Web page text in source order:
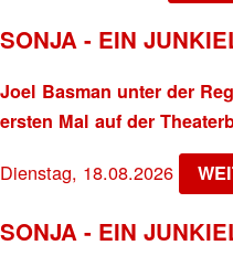
SONJA - EIN
Joel Basman unter der
ersten Mal auf der
Dienstag, 18.08.2026
SONJA - EIN